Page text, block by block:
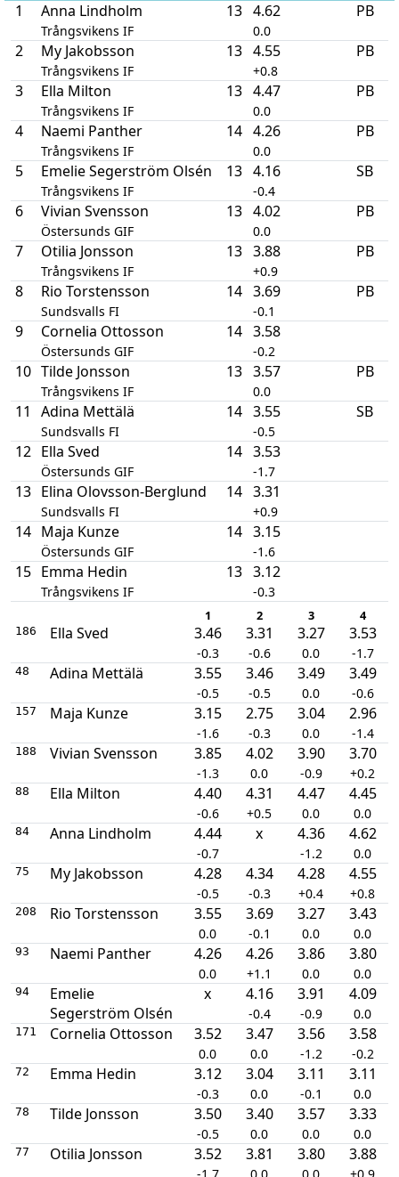
1
Anna Lindholm
Trångsvikens IF
13 4.62
0.0
PB
2 My Jakobsson
Trångsvikens IF
13 4.55
+0.8
PB
3 Ella Milton
Trångsvikens IF
13 4.47
0.0
PB
4 Naemi Panther
Trångsvikens IF
14 4.26
0.0
PB
5 Emelie Segerström Olsén
Trångsvikens IF
13 4.16
-0.4
SB
6 Vivian Svensson
Östersunds GIF
13 4.02
0.0
PB
7 Otilia Jonsson
Trångsvikens IF
13 3.88
+0.9
PB
8 Rio Torstensson
Sundsvalls FI
14 3.69
-0.1
PB
9 Cornelia Ottosson
Östersunds GIF
14 3.58
-0.2
10 Tilde Jonsson
Trångsvikens IF
13 3.57
0.0
PB
11 Adina Mettälä
Sundsvalls FI
14 3.55
-0.5
SB
12 Ella Sved
Östersunds GIF
14 3.53
-1.7
13 Elina Olovsson-Berglund
Sundsvalls FI
14 3.31
+0.9
14 Maja Kunze
Östersunds GIF
14 3.15
-1.6
15 Emma Hedin
Trångsvikens IF
13 3.12
-0.3
1 2 3 4
186 Ella Sved 3.46
-0.3
3.31
-0.6
3.27
0.0
3.53
-1.7
48 Adina Mettälä 3.55
-0.5
3.46
-0.5
3.49
0.0
3.49
-0.6
157 Maja Kunze 3.15
-1.6
2.75
-0.3
3.04
0.0
2.96
-1.4
188 Vivian Svensson 3.85
-1.3
4.02
0.0
3.90
-0.9
3.70
+0.2
88 Ella Milton 4.40
-0.6
4.31
+0.5
4.47
0.0
4.45
0.0
84 Anna Lindholm 4.44
-0.7
x 4.36
-1.2
4.62
0.0
75 My Jakobsson 4.28
-0.5
4.34
-0.3
4.28
+0.4
4.55
+0.8
208 Rio Torstensson 3.55
0.0
3.69
-0.1
3.27
0.0
3.43
0.0
93 Naemi Panther 4.26
0.0
4.26
+1.1
3.86
0.0
3.80
0.0
94
Emelie
Segerström Olsén
x 4.16
-0.4
3.91
-0.9
4.09
0.0
171 Cornelia Ottosson 3.52
0.0
3.47
0.0
3.56
-1.2
3.58
-0.2
72 Emma Hedin 3.12
-0.3
3.04
0.0
3.11
-0.1
3.11
0.0
78 Tilde Jonsson 3.50
-0.5
3.40
0.0
3.57
0.0
3.33
0.0
77 Otilia Jonsson 3.52 3.81 3.80 3.88